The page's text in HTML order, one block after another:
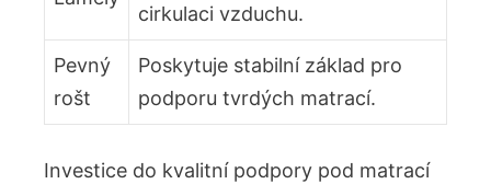
cirkulaci vzduchu.
Pevný
rošt
Poskytuje stabilní základ pro
podporu tvrdých matrací.
Investice do ⁤kvalitní podpory pod matrací